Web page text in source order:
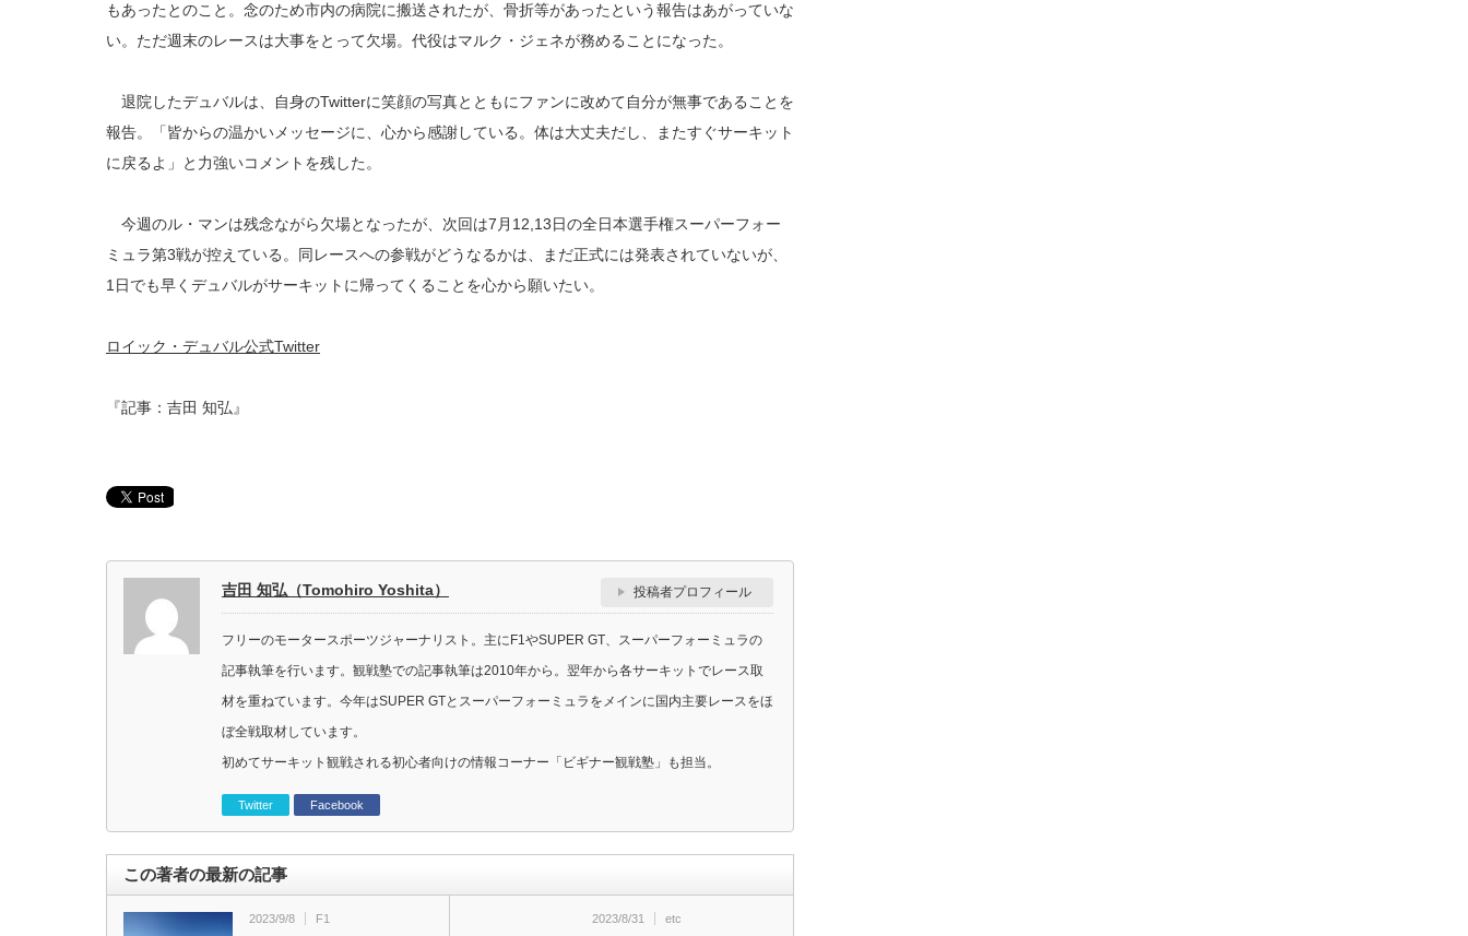
もあったとのこと。念のため市内の病院に搬送されたが、骨折等があったという報告はあがっていな
い。ただ週末のレースは大事をとって欠場。代役はマルク・ジェネが務めることになった。
退院したデュバルは、自身のTwitterに笑顔の写真とともにファンに改めて自分が無事であることを
報告。「皆からの温かいメッセージに、心から感謝している。体は大丈夫だし、またすぐサーキット
に戻るよ」と力強いコメントを残した。
今週のル・マンは残念ながら欠場となったが、次回は7月12,13日の全日本選手権スーパーフォー
ミュラ第3戦が控えている。同レースへの参戦がどうなるかは、まだ正式には発表されていないが、
1日でも早くデュバルがサーキットに帰ってくることを心から願いたい。
ロイック・デュバル公式Twitter
『記事：吉田 知弘』
吉田 知弘（Tomohiro Yoshita） 投稿者プロフィール
フリーのモータースポーツジャーナリスト。主にF1やSUPER GT、スーパーフォーミュラの
記事執筆を行います。観戦塾での記事執筆は2010年から。翌年から各サーキットでレース取
材を重ねています。今年はSUPER GTとスーパーフォーミュラをメインに国内主要レースをほ
ぼ全戦取材しています。
初めてサーキット観戦される初心者向けの情報コーナー「ビギナー観戦塾」も担当。
Twitter Facebook
この著者の最新の記事
2023/9/8 F1 2023/8/31 etc